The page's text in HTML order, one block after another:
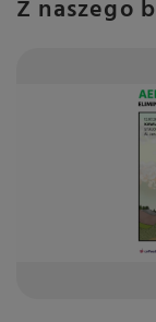
Z naszego